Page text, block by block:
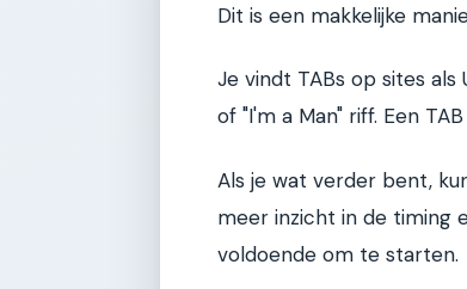
Dit is een makkelijke
Je vindt TABs op sites
of "I'm a Man" riff. Een
Als je wat verder bent,
meer inzicht in de timing
voldoende om te starten.